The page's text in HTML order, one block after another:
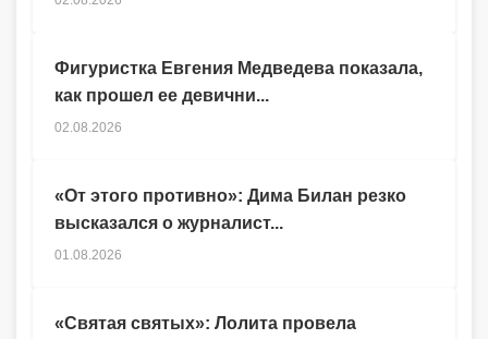
Фигуристка Евгения Медведева показала,
как прошел ее девични...
02.08.2026
«От этого противно»: Дима Билан резко
высказался о журналист...
01.08.2026
«Святая святых»: Лолита провела